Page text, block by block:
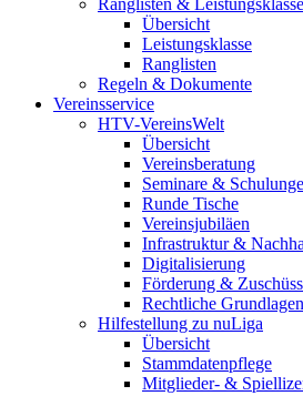
Ranglisten & Leistungsklasse
Übersicht
Leistungsklasse
Ranglisten
Regeln & Dokumente
Vereinsservice
HTV-VereinsWelt
Übersicht
Vereinsberatung
Seminare &
Runde Tische
Vereinsjubiläen
Infrastruktur &
Digitalisierung
Förderung &
Rechtliche Grundlagen
Hilfestellung zu nuLiga
Übersicht
Stammdatenpflege
Mitglieder- &